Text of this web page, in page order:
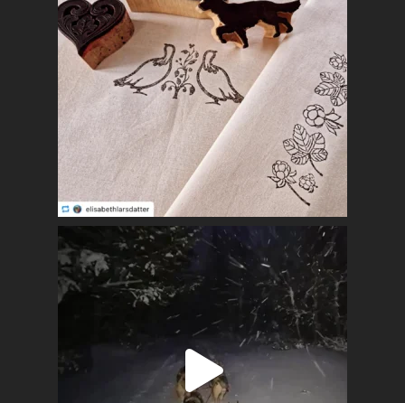
Mest populært siste